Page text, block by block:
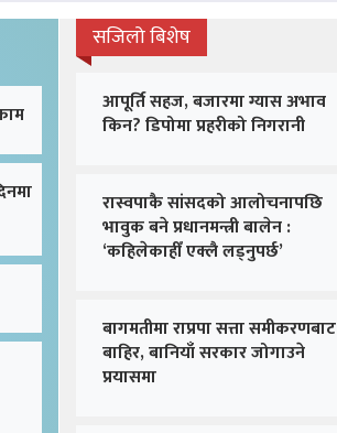
सजिलो बिशेष
आपूर्ति सहज, बजारमा ग्यास अभाव
किन? डिपोमा प्रहरीको निगरानी
रास्वपाकै सांसदको आलोचनापछि
भावुक बने प्रधानमन्त्री बालेन :
‘कहिलेकाहीँ एक्लै लड्नुपर्छ’
बागमतीमा राप्रपा सत्ता समीकरणबाट
बाहिर, बानियाँ सरकार जोगाउने
प्रयासमा